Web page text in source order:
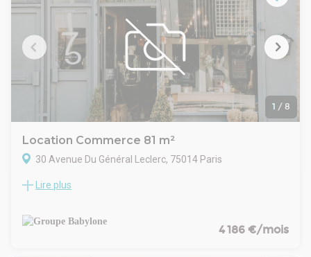
commerce de proximité, restauration froide ou activité de
1 / 8
Location Commerce 81 m²
30 Avenue Du Général Leclerc, 75014 Paris
Groupe Babylone vous présente un local commercial d'une
arrondissement de Paris, secteur Alésia / Mairie du 14e.
Ce local offre un fort potentiel d'aménagement et peut
Lire plus
4 186 €/mois